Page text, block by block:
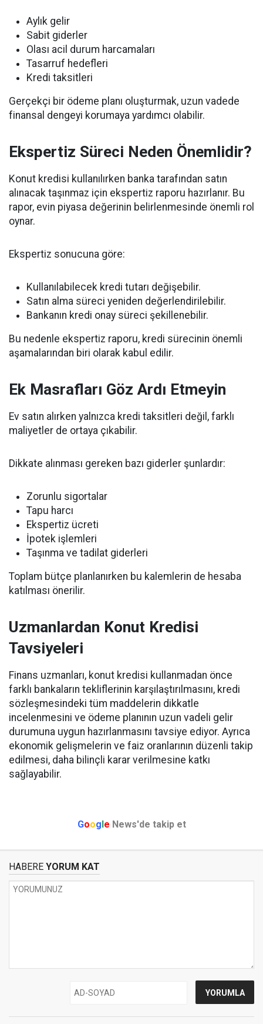
Aylık gelir
Sabit giderler
Olası acil durum harcamaları
Tasarruf hedefleri
Kredi taksitleri
Gerçekçi bir ödeme planı oluşturmak, uzun vadede
finansal dengeyi korumaya yardımcı olabilir.
Ekspertiz Süreci Neden Önemlidir?
Konut kredisi kullanılırken banka tarafından satın
alınacak taşınmaz için ekspertiz raporu hazırlanır. Bu
rapor, evin piyasa değerinin belirlenmesinde önemli rol
oynar.
Ekspertiz sonucuna göre:
Kullanılabilecek kredi tutarı değişebilir.
Satın alma süreci yeniden değerlendirilebilir.
Bankanın kredi onay süreci şekillenebilir.
Bu nedenle ekspertiz raporu, kredi sürecinin önemli
aşamalarından biri olarak kabul edilir.
Ek Masrafları Göz Ardı Etmeyin
Ev satın alırken yalnızca kredi taksitleri değil, farklı
maliyetler de ortaya çıkabilir.
Dikkate alınması gereken bazı giderler şunlardır:
Zorunlu sigortalar
Tapu harcı
Ekspertiz ücreti
İpotek işlemleri
Taşınma ve tadilat giderleri
Toplam bütçe planlanırken bu kalemlerin de hesaba
katılması önerilir.
Uzmanlardan Konut Kredisi
Tavsiyeleri
Finans uzmanları, konut kredisi kullanmadan önce
farklı bankaların tekliflerinin karşılaştırılmasını, kredi
sözleşmesindeki tüm maddelerin dikkatle
incelenmesini ve ödeme planının uzun vadeli gelir
durumuna uygun hazırlanmasını tavsiye ediyor. Ayrıca
ekonomik gelişmelerin ve faiz oranlarının düzenli takip
edilmesi, daha bilinçli karar verilmesine katkı
sağlayabilir.
Google News'de takip et
HABERE YORUM KAT